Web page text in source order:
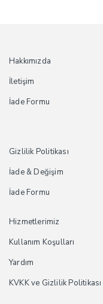
Hakkımızda
İletişim
İade Formu
Gizlilik Politikası
İade & Değişim
İade Formu
Hizmetlerimiz
Kullanım Koşulları
Yardım
KVKK ve Gizlilik Politikası